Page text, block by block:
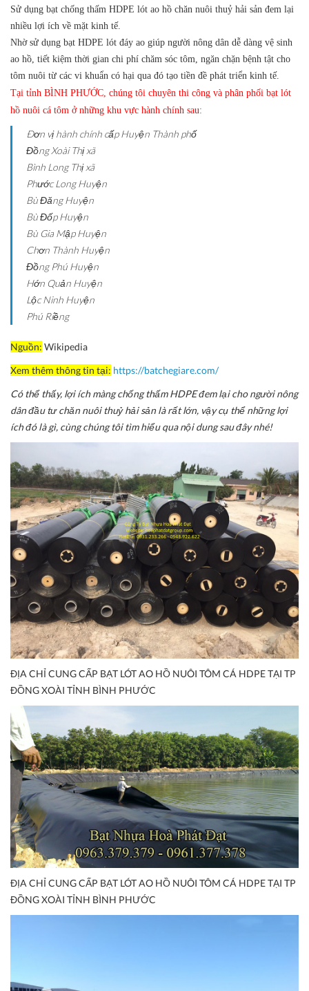
Sử dụng bạt chống thấm HDPE lót ao hồ chăn nuôi thuỷ hải sản đem lại
nhiều lợi ích về mặt kinh tế.
Nhờ sử dụng bạt HDPE lót đáy ao giúp người nông dân dễ dàng vệ sinh
ao hồ, tiết kiệm thời gian chi phí chăm sóc tôm, ngăn chặn bệnh tật cho
tôm nuôi từ các vi khuẩn có hại qua đó tạo tiền đề phát triển kinh tế.
Tại tỉnh BÌNH PHƯỚC, chúng tôi chuyên thi công và phân phối bạt lót
hồ nuôi cá tôm ở những khu vực hành chính sau:
Ðơn vị hành chính cấp Huyện Thành phố
Đồng Xoài Thị xã
Bình Long Thị xã
Phước Long Huyện
Bù Đăng Huyện
Bù Đốp Huyện
Bù Gia Mập Huyện
Chơn Thành Huyện
Đồng Phú Huyện
Hớn Quản Huyện
Lộc Ninh Huyện
Phú Riềng
Nguồn: Wikipedia
Xem thêm thông tin tại: https://batchegiare.com/
Có thể thấy, lợi ích màng chống thấm HDPE đem lại cho người nông
dân đầu tư chăn nuôi thuỷ hải sản là rất lớn, vậy cụ thể những lợi
ích đó là gì, cùng chúng tôi tìm hiểu qua nội dung sau đây nhé!
ĐỊA CHỈ CUNG CẤP BẠT LÓT AO HỒ NUÔI TÔM CÁ HDPE TẠI TP
ĐỒNG XOÀI TỈNH BÌNH PHƯỚC
ĐỊA CHỈ CUNG CẤP BẠT LÓT AO HỒ NUÔI TÔM CÁ HDPE TẠI TP
ĐỒNG XOÀI TỈNH BÌNH PHƯỚC